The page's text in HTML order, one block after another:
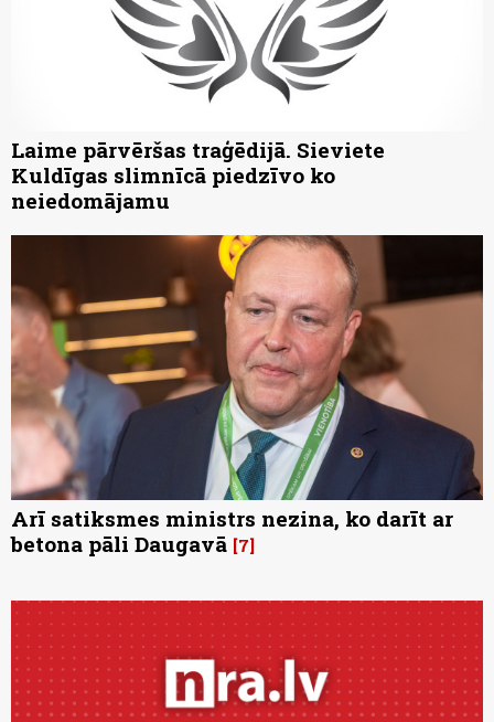
Laime pārvēršas traģēdijā. Sieviete
Kuldīgas slimnīcā piedzīvo ko
neiedomājamu
Arī satiksmes ministrs nezina, ko darīt ar
betona pāli Daugavā 7